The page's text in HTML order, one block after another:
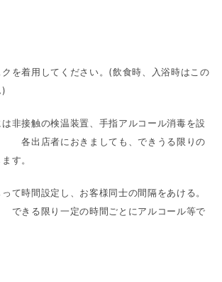
クを着用してください。(飲食時、入浴時はこの
)
は非接触の検温装置、手指アルコール消毒を設
各出店者におきましても、できうる限りの
す。
て時間設定し、お客様同士の間隔をあける。
きる限り一定の時間ごとにアルコール等で